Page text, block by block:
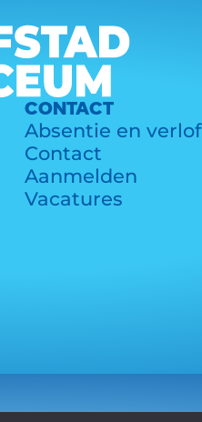
CONTACT
Absentie en verlof
Contact
Aanmelden
Vacatures